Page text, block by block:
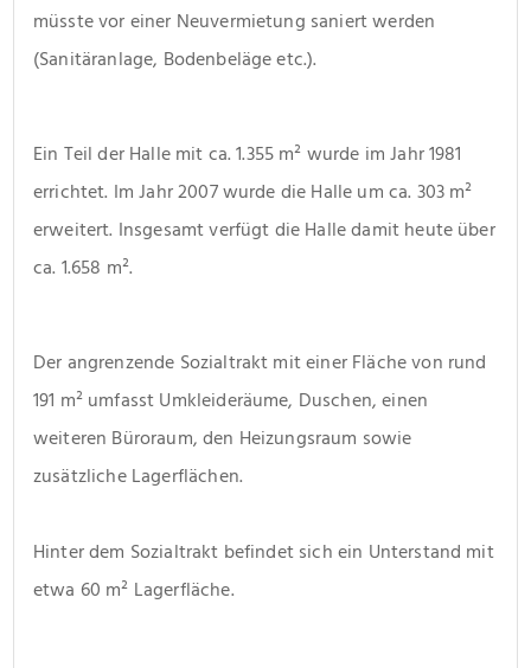
müsste vor einer Neuvermietung saniert werden
(Sanitäranlage, Bodenbeläge etc.).
Ein Teil der Halle mit ca. 1.355 m² wurde im Jahr 1981
errichtet. Im Jahr 2007 wurde die Halle um ca. 303 m²
erweitert. Insgesamt verfügt die Halle damit heute über
ca. 1.658 m².
Der angrenzende Sozialtrakt mit einer Fläche von rund
191 m² umfasst Umkleideräume, Duschen, einen
weiteren Büroraum, den Heizungsraum sowie
zusätzliche Lagerflächen.
Hinter dem Sozialtrakt befindet sich ein Unterstand mit
etwa 60 m² Lagerfläche.